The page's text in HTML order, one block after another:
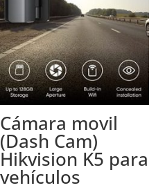
Cámara movil
(Dash Cam)
Hikvision K5 para
vehículos